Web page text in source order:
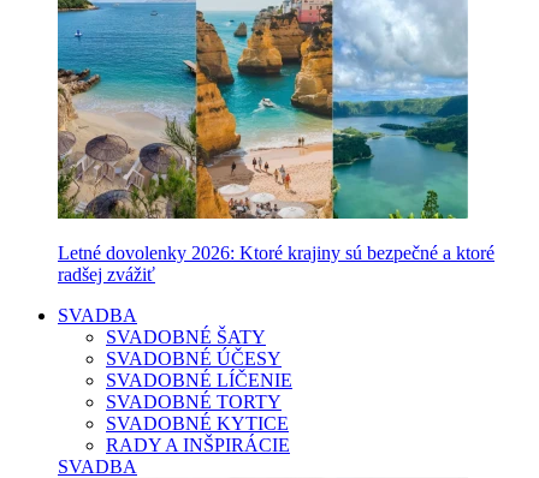
Letné dovolenky 2026: Ktoré krajiny sú bezpečné a ktoré
radšej zvážiť
SVADBA
SVADOBNÉ ŠATY
SVADOBNÉ ÚČESY
SVADOBNÉ LÍČENIE
SVADOBNÉ TORTY
SVADOBNÉ KYTICE
RADY A INŠPIRÁCIE
SVADBA